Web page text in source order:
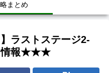
まとめ
ラストステージ2-
情報★★★